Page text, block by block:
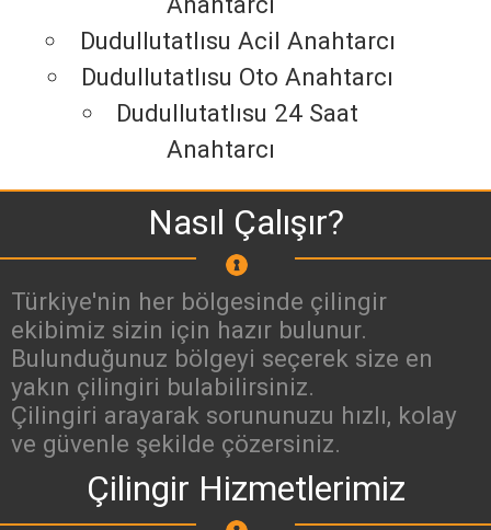
Dudullutatlısu Acil Anahtarcı
Dudullutatlısu Oto Anahtarcı
Dudullutatlısu 24 Saat
Anahtarcı
Nasıl Çalışır?
Türkiye'nin her bölgesinde çilingir
ekibimiz sizin için hazır bulunur.
Bulunduğunuz bölgeyi seçerek size en
yakın çilingiri bulabilirsiniz.
Çilingiri arayarak sorununuzu hızlı, kolay
ve güvenle şekilde çözersiniz.
Çilingir Hizmetlerimiz